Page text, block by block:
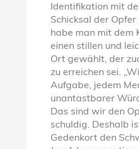
Identifikation mit
Schicksal der Opfer
habe man mit dem
einen stillen und
Ort gewählt, der
zu erreichen sei.
Aufgabe, jedem
unantastbarer
Das sind wir den
schuldig. Deshalb
Gedenkort den